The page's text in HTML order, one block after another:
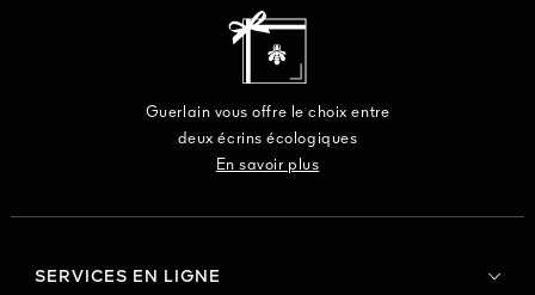
Guerlain vous offre le choix entre
deux écrins écologiques
En savoir plus
SERVICES EN LIGNE